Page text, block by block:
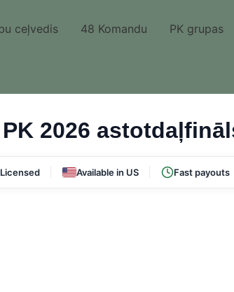
ceļvedis 48 Komandu PK grupas
2026
Licensed Available in US Fast payouts